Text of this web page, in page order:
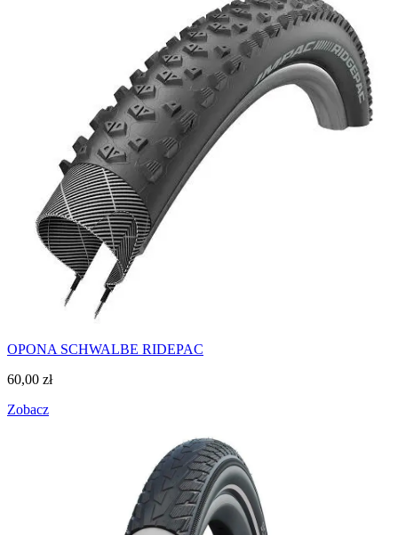
OPONA SCHWALBE RIDEPAC
60,00 zł
Zobacz